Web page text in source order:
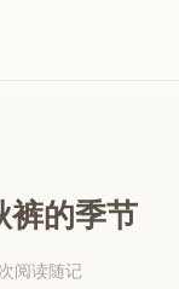
裤的季节
阅读 随记